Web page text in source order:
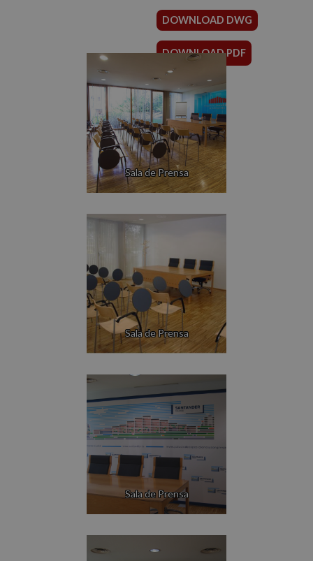
DOWNLOAD DWG
DOWNLOAD PDF
Sala de Prensa
Sala de Prensa
Sala de Prensa